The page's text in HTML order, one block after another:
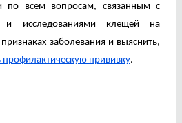
по всем вопросам, связанным с
и исследованиями клещей на
заболевания и выяснить,
профилактическую прививку.